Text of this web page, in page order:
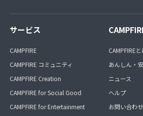
サービス
CAMPFIRE
CAMPFIRE コミュニティ
CAMPFIRE Creation
CAMPFIRE for Social Good
CAMPFIRE for Entertainment
CAMPFIREと
あんしん・
ニュース
ヘルプ
お問い合わせ